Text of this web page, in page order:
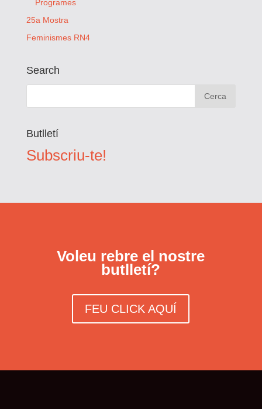
Programes
25a Mostra
Feminismes RN4
Search
Butlletí
Subscriu-te!
Voleu rebre el nostre
butlletí?
FEU CLICK AQUÍ